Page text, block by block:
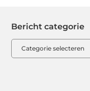
Bericht categorie